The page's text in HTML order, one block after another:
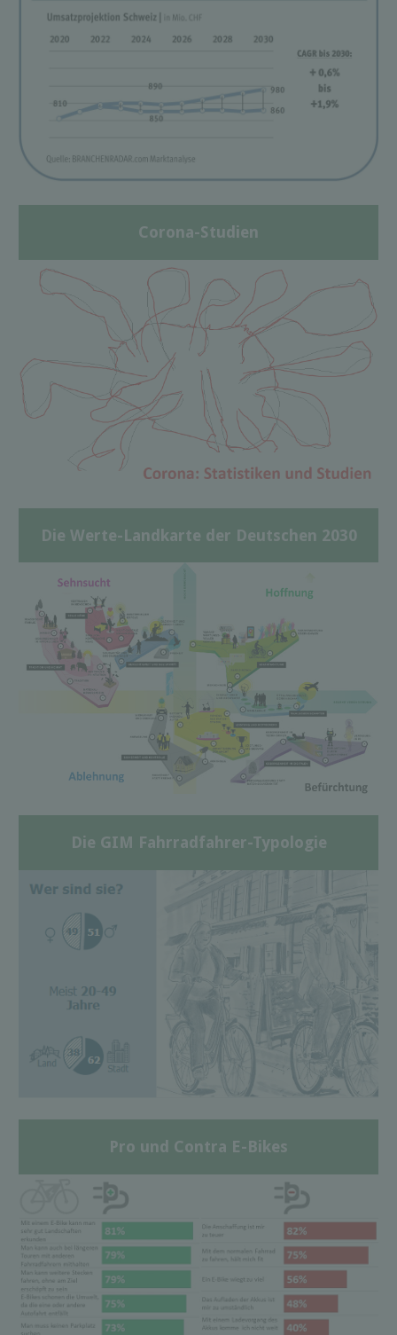
Corona-Studien
Die Werte-Landkarte der Deutschen 2030
Die GIM Fahrradfahrer-Typologie
Pro und Contra E-Bikes